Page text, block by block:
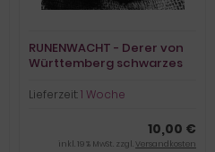
RUNENWACHT - Derer von
Württemberg schwarzes
Booklet
Lieferzeit:1 Woche
10,00 €
inkl. 19 % MwSt. zzgl.Versandkosten